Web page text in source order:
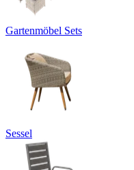
Gartenmöbel Sets
Sessel